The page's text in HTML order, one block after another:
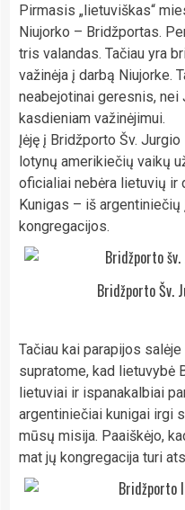
Pirmasis „lietuviškas“
Niujorko – Bridžportas.
tris valandas. Tačiau yra
važinėja į darbą Niujorke.
neabejotinai geresnis, nei
kasdieniam važinėjimui.
Įėję į Bridžporto Šv.
lotynų amerikiečių vaikų
oficialiai nebėra lietuvių ir
Kunigas – iš
kongregacijos.
Bridžporto Šv.
Tačiau kai parapijos
supratome, kad lietuvybė
lietuviai ir ispanakalbiai
argentiniečiai kunigai irgi
mūsų misija. Paaiškėjo,
mat jų kongregacija turi